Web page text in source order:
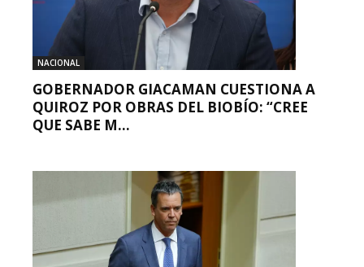
NACIONAL
GOBERNADOR GIACAMAN CUESTIONA A
QUIROZ POR OBRAS DEL BIOBÍO: “CREE
QUE SABE M...